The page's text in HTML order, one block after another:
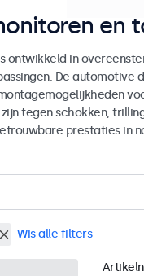
en
ontwikkeld in
De automotive
tegen schokken,
prestaties in
Wis alle filters